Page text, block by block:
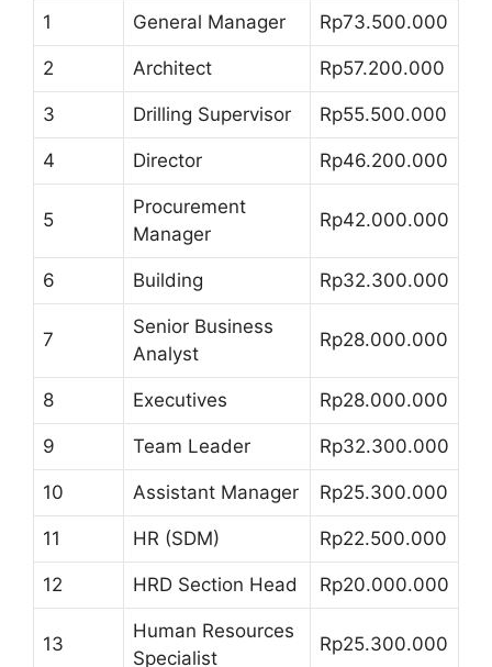
1 General Manager Rp73.500.000
2 Architect Rp57.200.000
3 Drilling Supervisor Rp55.500.000
4 Director Rp46.200.000
5
Procurement
Manager
Rp42.000.000
6 Building Rp32.300.000
7
Senior Business
Analyst
Rp28.000.000
8 Executives Rp28.000.000
9 Team Leader Rp32.300.000
10 Assistant Manager Rp25.300.000
11 HR (SDM) Rp22.500.000
12 HRD Section Head Rp20.000.000
13
Human Resources
Specialist
Rp25.300.000